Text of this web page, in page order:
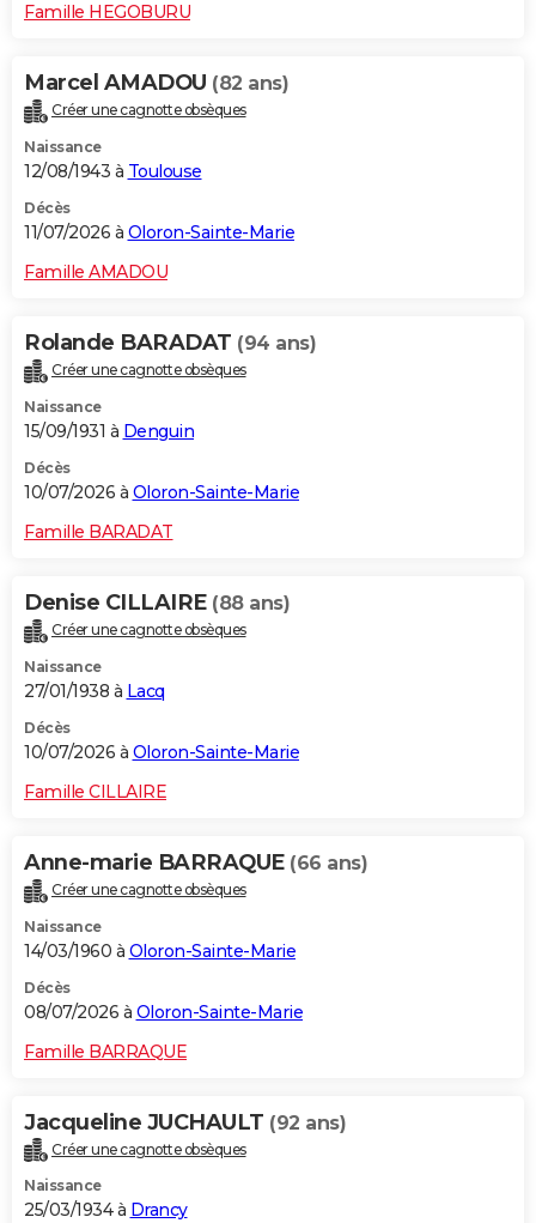
Famille HEGOBURU
Marcel AMADOU (82 ans)
Créer une cagnotte obsèques
Naissance
12/08/1943 à Toulouse
Décès
11/07/2026 à Oloron-Sainte-Marie
Famille AMADOU
Rolande BARADAT (94 ans)
Créer une cagnotte obsèques
Naissance
15/09/1931 à Denguin
Décès
10/07/2026 à Oloron-Sainte-Marie
Famille BARADAT
Denise CILLAIRE (88 ans)
Créer une cagnotte obsèques
Naissance
27/01/1938 à Lacq
Décès
10/07/2026 à Oloron-Sainte-Marie
Famille CILLAIRE
Anne-marie BARRAQUE (66 ans)
Créer une cagnotte obsèques
Naissance
14/03/1960 à Oloron-Sainte-Marie
Décès
08/07/2026 à Oloron-Sainte-Marie
Famille BARRAQUE
Jacqueline JUCHAULT (92 ans)
Créer une cagnotte obsèques
Naissance
25/03/1934 à Drancy